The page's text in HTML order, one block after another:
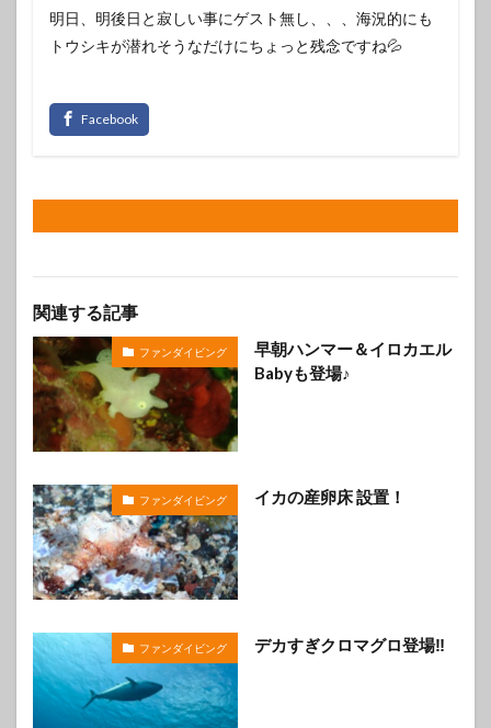
明日、明後日と寂しい事にゲスト無し、、、海況的にも
トウシキが潜れそうなだけにちょっと残念ですね💦
関連する記事
ファンダイビング
早朝ハンマー＆イロカエル
Babyも登場♪
ファンダイビング イカの産卵床 設置！
ファンダイビング デカすぎクロマグロ登場‼️